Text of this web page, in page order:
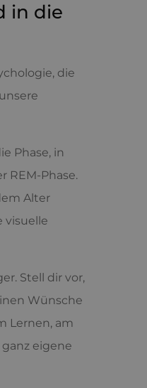
in die
die
Phase, in
REM-Phase.
Alter
visuelle
Stell dir vor,
Wünsche
Lernen, am
eigene